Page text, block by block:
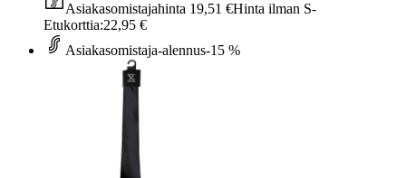
Asiakasomistajahinta 19,51 €Hinta ilman S-
Etukorttia:22,95 €
Asiakasomistaja-alennus-15 %